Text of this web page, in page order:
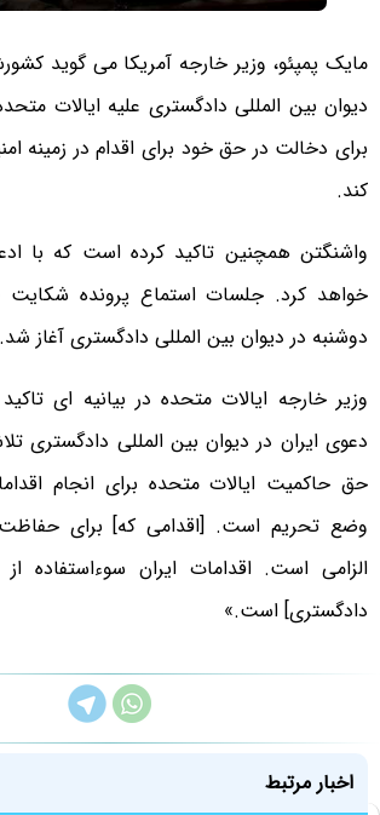
مایک پمپئو، وزیر خارجه آمریکا می گوید
دیوان بین المللی دادگستری علیه ایالات
برای دخالت در حق خود برای اقدام در زمینه
کند.
واشنگتن همچنین تاکید کرده است که با
خواهد کرد. جلسات استماع پرونده شکایت
دوشنبه در دیوان بین المللی دادگستری آغاز شد.
وزیر خارجه ایالات متحده در بیانیه ای
دعوی ایران در دیوان بین المللی دادگستری
حق حاکمیت ایالات متحده برای انجام
وضع تحریم است. [اقدامی که] برای
الزامی است. اقدامات ایران سوءاستفاده از
دادگستری] است.»
اخبار مرتبط